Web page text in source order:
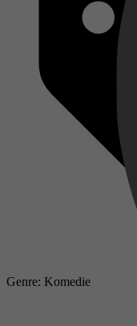
Genre: Komedie